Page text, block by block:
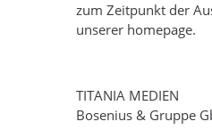
zum Zeitpunkt der
unserer homepage.
TITANIA MEDIEN
Bosenius & Gruppe